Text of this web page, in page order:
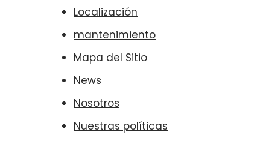
Localización
mantenimiento
Mapa del Sitio
News
Nosotros
Nuestras políticas